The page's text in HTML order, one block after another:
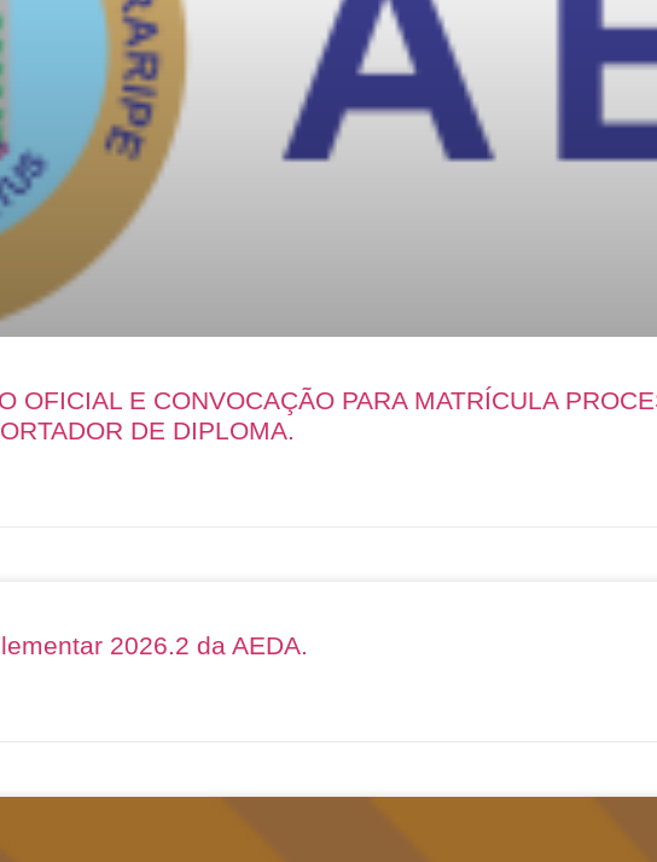
OFICIAL E CONVOCAÇÃO PARA MATRÍCULA
DE DIPLOMA.
2026.2 da AEDA.